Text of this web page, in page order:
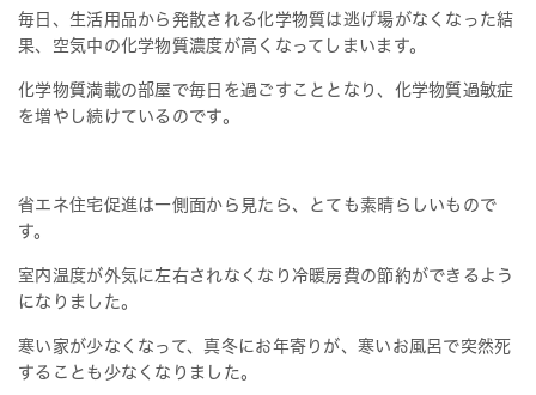
毎日、生活用品から発散される化学物質は逃げ場がなくなった結
果、空気中の化学物質濃度が高くなってしまいます。
化学物質満載の部屋で毎日を過ごすこととなり、化学物質過敏症
を増やし続けているのです。
省エネ住宅促進は一側面から見たら、とても素晴らしいもので
す。
室内温度が外気に左右されなくなり冷暖房費の節約ができるよう
になりました。
寒い家が少なくなって、真冬にお年寄りが、寒いお風呂で突然死
することも少なくなりました。